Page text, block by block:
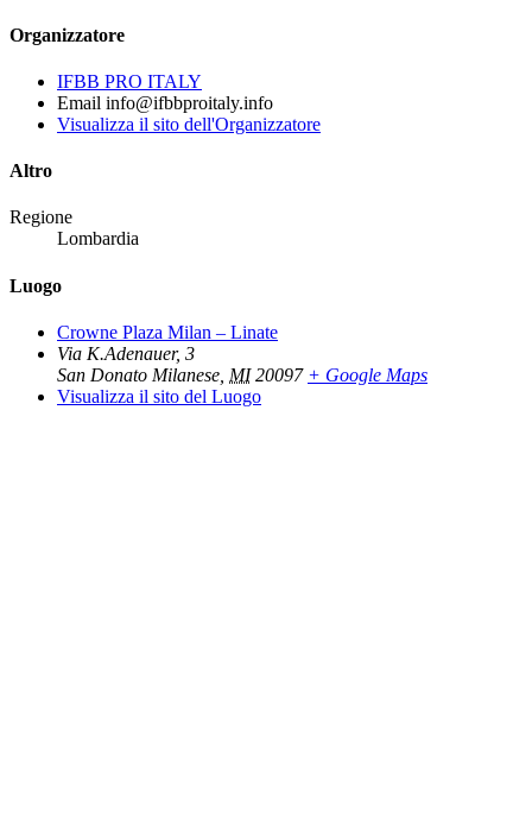
Organizzatore
IFBB PRO ITALY
Email info@ifbbproitaly.info
Visualizza il sito dell'Organizzatore
Altro
Regione
Lombardia
Luogo
Crowne Plaza Milan – Linate
Via K.Adenauer, 3
San Donato Milanese MI 20097 + Google Maps
Visualizza il sito del Luogo